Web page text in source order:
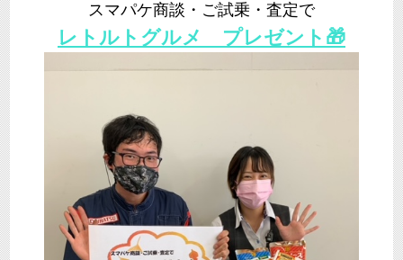
スマパケ商談・ご試乗・査定で
レトルトグルメ プレゼント🎁